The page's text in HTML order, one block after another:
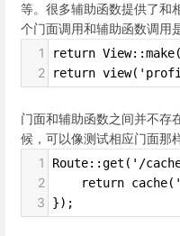
等。很多辅助函数提供了和
个门面调用和辅助函数调用
1
return
2 return
门面和辅助函数之间并不存
候，可以像测试相应门面那
1
Route::get('/
2
return
3 });